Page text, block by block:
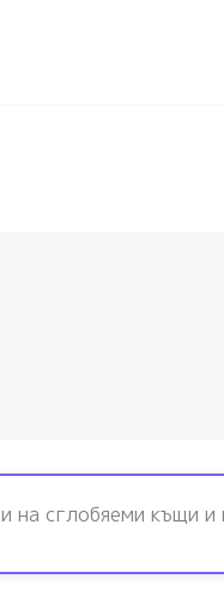
на сглобяеми къщи и